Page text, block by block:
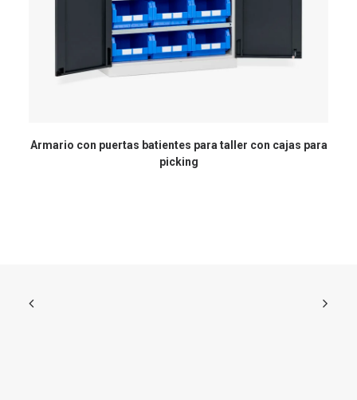
Armario con puertas batientes para taller con cajas para
picking